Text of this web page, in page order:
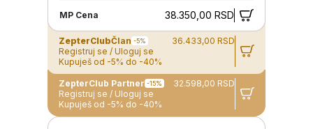
MP Cena 38.350,00 RSD
ZepterClubČlan -5%
36.433,00 RSD
Registruj se / Uloguj se
Kupuješ od -5% do -40%
ZepterClub Partner -15%
32.598,00 RSD
Registruj se / Uloguj se
Kupuješ od -5% do -40%